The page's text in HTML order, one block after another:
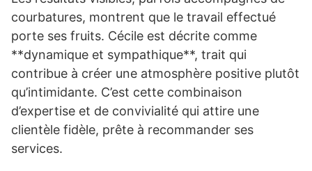
courbatures, montrent que le travail effectué
porte ses fruits. Cécile est décrite comme
**dynamique et sympathique**, trait qui
contribue à créer une atmosphère positive plutôt
qu’intimidante. C’est cette combinaison
d’expertise et de convivialité qui attire une
clientèle fidèle, prête à recommander ses
services.